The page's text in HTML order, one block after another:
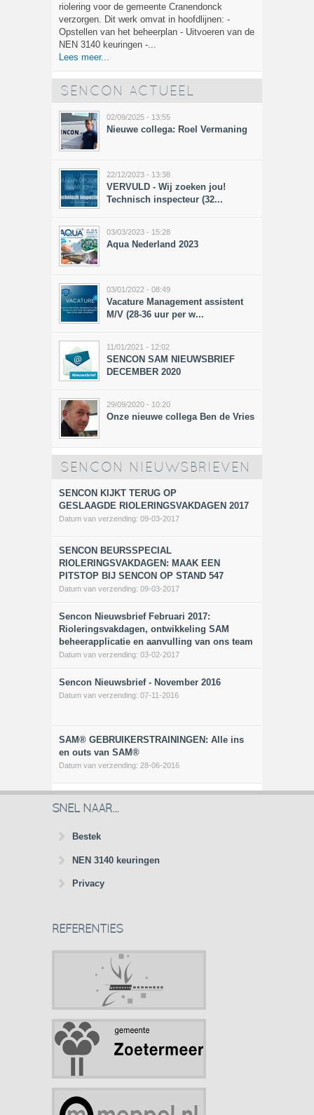
riolering voor de gemeente Cranendonck
verzorgen. Dit werk omvat in hoofdlijnen: -
Opstellen van het beheerplan - Uitvoeren van de
NEN 3140 keuringen -...
Lees meer...
SENCON ACTUEEL
02/09/2025 - 13:55
Nieuwe collega: Roel Vermaning
22/12/2023 - 13:38
VERVULD - Wij zoeken jou!
Technisch inspecteur (32...
03/03/2023 - 15:28
Aqua Nederland 2023
03/01/2022 - 08:49
Vacature Management assistent
M/V (28-36 uur per w...
11/01/2021 - 12:02
SENCON SAM NIEUWSBRIEF
DECEMBER 2020
29/09/2020 - 10:20
Onze nieuwe collega Ben de Vries
SENCON NIEUWSBRIEVEN
SENCON KIJKT TERUG OP
GESLAAGDE RIOLERINGSVAKDAGEN 2017
Datum van verzending: 09-03-2017
SENCON BEURSSPECIAL
RIOLERINGSVAKDAGEN: MAAK EEN
PITSTOP BIJ SENCON OP STAND 547
Datum van verzending: 09-03-2017
Sencon Nieuwsbrief Februari 2017:
Rioleringsvakdagen, ontwikkeling SAM
beheerapplicatie en aanvulling van ons team
Datum van verzending: 03-02-2017
Sencon Nieuwsbrief - November 2016
Datum van verzending: 07-11-2016
SAM® GEBRUIKERSTRAININGEN: Alle ins
en outs van SAM®
Datum van verzending: 28-06-2016
SNEL NAAR...
Bestek
NEN 3140 keuringen
Privacy
REFERENTIES